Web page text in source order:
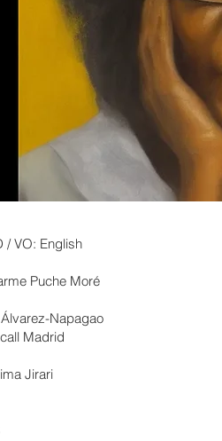
/ VO: English
Puche Moré
Napagao
Madrid
Jirari